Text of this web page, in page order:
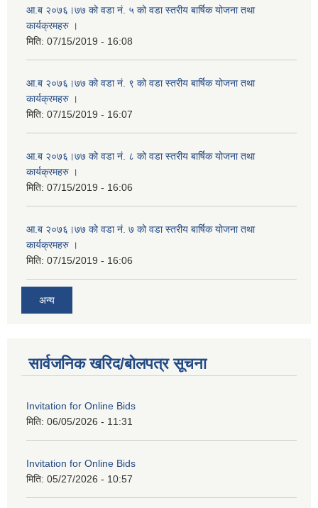
आ.ब २०७६।७७ को वडा नं. ५ को वडा स्तरीय बार्षिक योजना तथा
कार्यक्रमहरु ।
मिति: 07/15/2019 - 16:08
आ.ब २०७६।७७ को वडा नं. ९ को वडा स्तरीय बार्षिक योजना तथा
कार्यक्रमहरु ।
मिति: 07/15/2019 - 16:07
आ.ब २०७६।७७ को वडा नं. ८ को वडा स्तरीय बार्षिक योजना तथा
कार्यक्रमहरु ।
मिति: 07/15/2019 - 16:06
आ.ब २०७६।७७ को वडा नं. ७ को वडा स्तरीय बार्षिक योजना तथा
कार्यक्रमहरु ।
मिति: 07/15/2019 - 16:06
अन्य
सार्वजनिक खरिद/बोलपत्र सूचना
Invitation for Online Bids
मिति: 06/05/2026 - 11:31
Invitation for Online Bids
मिति: 05/27/2026 - 10:57